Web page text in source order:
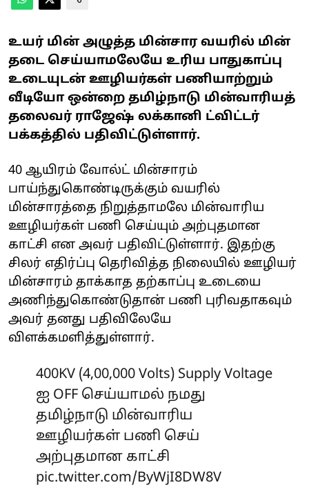
உயர் மின் அழுத்த மின்சார வயரில் மின்
தடை செய்யாமலேயே உரிய பாதுகாப்பு
உடையுடன் ஊழியர்கள் பணியாற்றும்
வீடியோ ஒன்றை தமிழ்நாடு மின்வாரியத்
தலைவர் ராஜேஷ் லக்கானி ட்விட்டர்
பக்கத்தில் பதிவிட்டுள்ளார்.
40 ஆயிரம் வோல்ட் மின்சாரம்
பாய்ந்துகொண்டிருக்கும் வயரில்
மின்சாரத்தை நிறுத்தாமலே மின்வாரிய
ஊழியர்கள் பணி செய்யும் அற்புதமான
காட்சி என அவர் பதிவிட்டுள்ளார். இதற்கு
சிலர் எதிர்ப்பு தெரிவித்த நிலையில் ஊழியர்
மின்சாரம் தாக்காத தற்காப்பு உடையை
அணிந்துகொண்டுதான் பணி புரிவதாகவும்
அவர் தனது பதிவிலேயே
விளக்கமளித்துள்ளார்.
400KV (4,00,000 Volts) Supply Voltage
ஐ OFF செய்யாமல் நமது
தமிழ்நாடு மின்வாரிய
ஊழியர்கள் பணி செய்
அற்புதமான காட்சி
pic.twitter.com/ByWjI8DW8V